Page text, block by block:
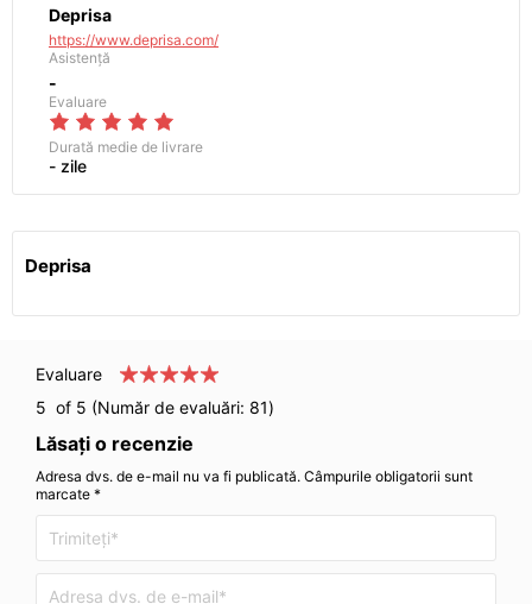
Deprisa
https://www.deprisa.com/
Asistență
-
Evaluare
Durată medie de livrare
- zile
Deprisa
Evaluare
5 of 5 (Număr de evaluări: 81)
Lăsați o recenzie
Adresa dvs. de e-mail nu va fi publicată. Câmpurile obligatorii sunt
marcate *